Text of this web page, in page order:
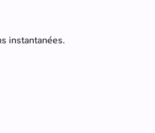
instantanées.